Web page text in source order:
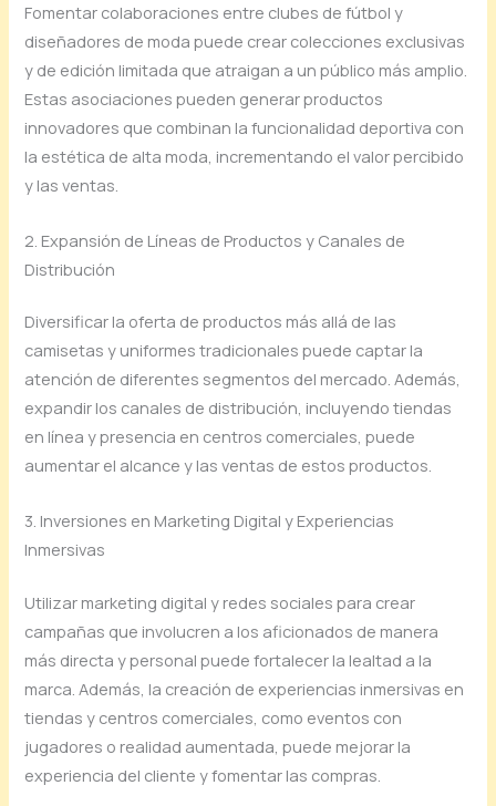
Fomentar colaboraciones entre clubes de fútbol y
diseñadores de moda puede crear colecciones exclusivas
y de edición limitada que atraigan a un público más amplio.
Estas asociaciones pueden generar productos
innovadores que combinan la funcionalidad deportiva con
la estética de alta moda, incrementando el valor percibido
y las ventas.
2. Expansión de Líneas de Productos y Canales de
Distribución
Diversificar la oferta de productos más allá de las
camisetas y uniformes tradicionales puede captar la
atención de diferentes segmentos del mercado. Además,
expandir los canales de distribución, incluyendo tiendas
en línea y presencia en centros comerciales, puede
aumentar el alcance y las ventas de estos productos.
3. Inversiones en Marketing Digital y Experiencias
Inmersivas
Utilizar marketing digital y redes sociales para crear
campañas que involucren a los aficionados de manera
más directa y personal puede fortalecer la lealtad a la
marca. Además, la creación de experiencias inmersivas en
tiendas y centros comerciales, como eventos con
jugadores o realidad aumentada, puede mejorar la
experiencia del cliente y fomentar las compras.